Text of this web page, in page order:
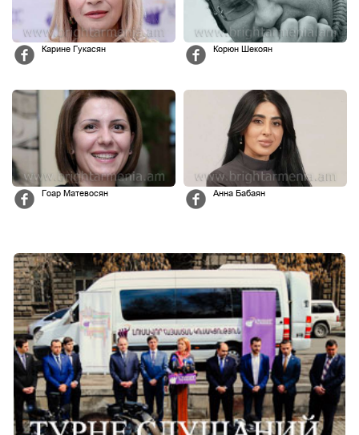
Карине Гукасян Корюн Шекоян
Гоар Матевосян Анна Бабаян